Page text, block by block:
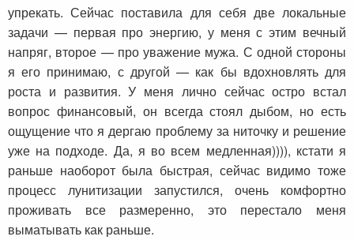
упрекать. Сейчас поставила для себя две локальные
задачи — первая про энергию, у меня с этим вечный
напряг, второе — про уважение мужа. С одной стороны
я его принимаю, с другой — как бы вдохновлять для
роста и развития. У меня лично сейчас остро встал
вопрос финансовый, он всегда стоял дыбом, но есть
ощущение что я дергаю проблему за ниточку и решение
уже на подходе. Да, я во всем медленная)))), кстати я
раньше наоборот была быстрая, сейчас видимо тоже
процесс лунитизации запустился, очень комфортно
проживать все размеренно, это перестало меня
выматывать как раньше.